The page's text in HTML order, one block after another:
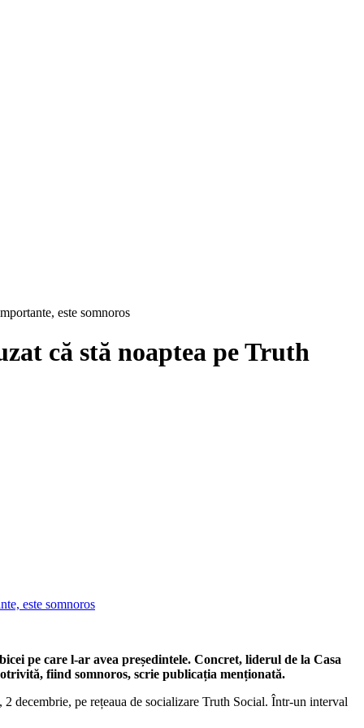
este somnoros
că stă noaptea pe Truth
pe care l-ar avea președintele. Concret, liderul de la Casa
fiind somnoros, scrie publicația menționată.
decembrie, pe rețeaua de socializare Truth Social. Într-un interval